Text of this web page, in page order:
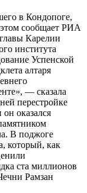
в Кондопоге,
сообщает РИА
Карелии
института
Успенской
алтаря
— сказала
перестройке
оказался
В поджоге
который, как
ста миллионов
Рамзан